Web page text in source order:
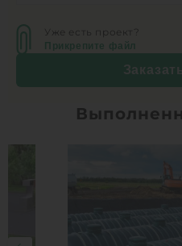
Уже есть проект?
Прикрепите файл